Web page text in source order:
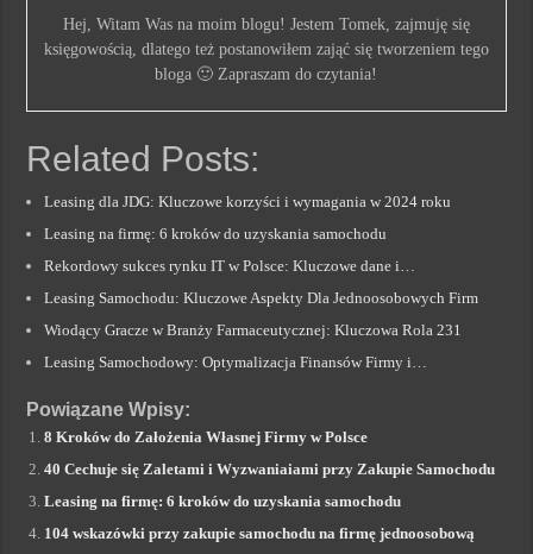
Hej, Witam Was na moim blogu! Jestem Tomek, zajmuję się
księgowością, dlatego też postanowiłem zająć się tworzeniem tego
bloga 🙂 Zapraszam do czytania!
Related Posts:
Leasing dla JDG: Kluczowe korzyści i wymagania w 2024 roku
Leasing na firmę: 6 kroków do uzyskania samochodu
Rekordowy sukces rynku IT w Polsce: Kluczowe dane i…
Leasing Samochodu: Kluczowe Aspekty Dla Jednoosobowych Firm
Wiodący Gracze w Branży Farmaceutycznej: Kluczowa Rola 231
Leasing Samochodowy: Optymalizacja Finansów Firmy i…
Powiązane Wpisy:
8 Kroków do Założenia Własnej Firmy w Polsce
40 Cechuje się Zaletami i Wyzwaniaiami przy Zakupie Samochodu
Leasing na firmę: 6 kroków do uzyskania samochodu
104 wskazówki przy zakupie samochodu na firmę jednoosobową